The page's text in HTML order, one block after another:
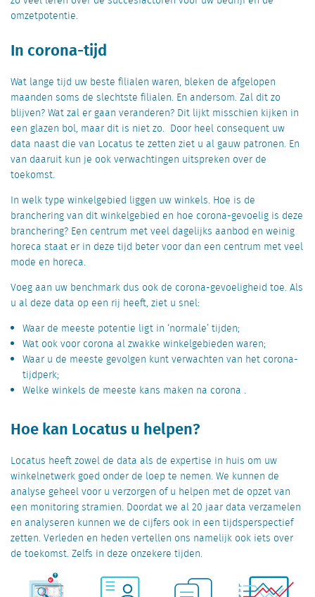
omzetpotentie.
In corona-tijd
Wat lange tijd uw beste filialen waren, bleken de afgelopen
maanden soms de slechtste filialen. En andersom. Zal dit zo
blijven? Wat zal er gaan veranderen? Dit lijkt misschien kijken in
een glazen bol, maar dit is niet zo. Door heel consequent uw
data naast die van Locatus te zetten ziet u al gauw patronen. En
van daaruit kun je ook verwachtingen uitspreken over de
toekomst.
In welk type winkelgebied liggen uw winkels. Hoe is de
branchering van dit winkelgebied en hoe corona-gevoelig is deze
branchering? Een centrum met veel dagelijks aanbod en weinig
horeca staat er in deze tijd beter voor dan een centrum met veel
mode en horeca.
Voeg aan uw benchmark dus ook de corona-gevoeligheid toe. Als
u al deze data op een rij heeft, ziet u snel:
Waar de meeste potentie ligt in ‘normale’ tijden;
Wat ook voor corona al zwakke winkelgebieden waren;
Waar u de meeste gevolgen kunt verwachten van het corona-
tijdperk;
Welke winkels de meeste kans maken na corona .
Hoe kan Locatus u helpen?
Locatus heeft zowel de data als de expertise in huis om uw
winkelnetwerk goed onder de loep te nemen. We kunnen de
analyse geheel voor u verzorgen of u helpen met de opzet van
een monitoring stramien. Doordat we al 20 jaar data verzamelen
en analyseren kunnen we de cijfers ook in een tijdsperspectief
zetten. Verleden en heden vertellen ons namelijk ook iets over
de toekomst. Zelfs in deze onzekere tijden.